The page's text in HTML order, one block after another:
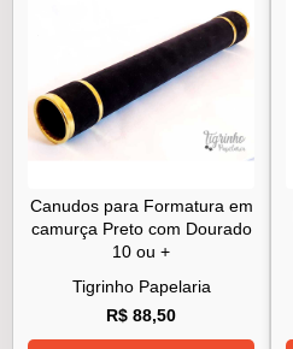
Canudos para Formatura em
camurça Preto com Dourado
10 ou +
Tigrinho Papelaria
R$ 88,50